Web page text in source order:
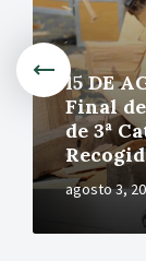
15 DE
Final
de 3ª
agosto 3,